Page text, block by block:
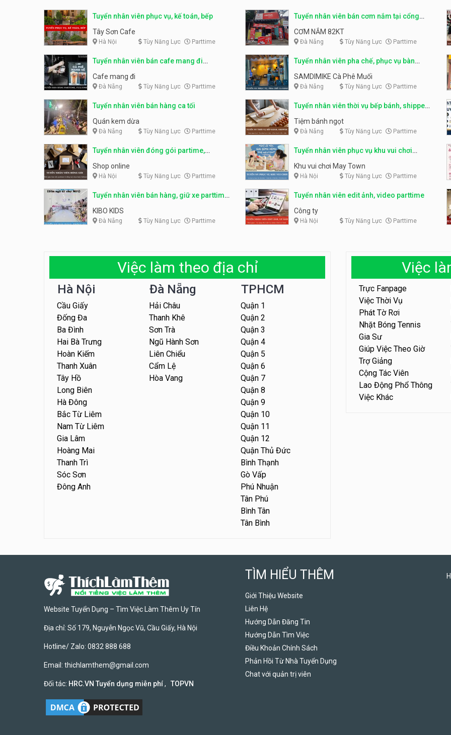
Tuyển nhân viên phục vụ, kế toán, bếp
Tây Sơn Cafe
Hà Nội Tùy Năng Lực Parttime
Tuyển nhân viên bán cơm nắm tại cổng
trường
CƠM NẮM 82KT
Đà Nẵng Tùy Năng Lực Parttime
Tuyển nhân viên bán cafe mang đi
parttime, fulltime
Cafe mang đi
Đà Nẵng Tùy Năng Lực Parttime
Tuyển nhân viên pha chế, phục vụ bàn
parttime
SAMDIMIKE Cà Phê Muối
Đà Nẵng Tùy Năng Lực Parttime
Tuyển nhân viên bán hàng ca tối
Quán kem dừa
Đà Nẵng Tùy Năng Lực Parttime
Tuyển nhân viên thời vụ bếp bánh, shipper
parttime
Tiệm bánh ngọt
Đà Nẵng Tùy Năng Lực Parttime
Tuyển nhân viên đóng gói partime,
fulltime
Shop online
Hà Nội Tùy Năng Lực Parttime
Tuyển nhân viên phục vụ khu vui chơi
parttime linh động
Khu vui chơi May Town
Hà Nội Tùy Năng Lực Parttime
Tuyển nhân viên bán hàng, giữ xe parttime
– Kibo Kid
KIBO KIDS
Đà Nẵng Tùy Năng Lực Parttime
Tuyển nhân viên edit ảnh, video parttime
Công ty
Hà Nội Tùy Năng Lực Parttime
Việc làm theo địa chỉ
Hà Nội
Cầu Giấy
Đống Đa
Ba Đình
Hai Bà Trưng
Hoàn Kiếm
Thanh Xuân
Tây Hồ
Long Biên
Hà Đông
Bắc Từ Liêm
Nam Từ Liêm
Gia Lâm
Hoàng Mai
Thanh Trì
Sóc Sơn
Đông Anh
Đà Nẵng
Hải Châu
Thanh Khê
Sơn Trà
Ngũ Hành Sơn
Liên Chiểu
Cẩm Lệ
Hòa Vang
TPHCM
Quận 1
Quận 2
Quận 3
Quận 4
Quận 5
Quận 6
Quận 7
Quận 8
Quận 9
Quận 10
Quận 11
Quận 12
Quận Thủ Đức
Bình Thạnh
Gò Vấp
Phú Nhuận
Tân Phú
Bình Tân
Tân Bình
Việc
Trực Fanpage
Việc Thời Vụ
Phát Tờ Rơi
Nhặt Bóng Tennis
Gia Sư
Giúp Việc Theo Giờ
Trợ Giảng
Cộng Tác Viên
Lao Động Phổ Thông
Việc Khác
Website Tuyển Dụng – Tìm Việc Làm Thêm Uy Tín
Địa chỉ: Số 179, Nguyễn Ngọc Vũ, Cầu Giấy, Hà Nội
Hotline/ Zalo: 0832 888 688
Email: thichlamthem@gmail.com
Đối tác: HRC.VN Tuyển dụng miễn phí, TOPVN
TÌM HIỂU THÊM
Giới Thiệu Website
Liên Hệ
Hướng Dẫn Đăng Tin
Hướng Dẫn Tìm Việc
Điều Khoản Chính Sách
Phản Hồi Từ Nhà Tuyển Dụng
Chat với quản trị viên